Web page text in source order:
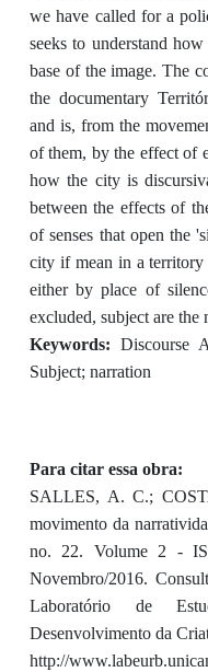
we have called for a
seeks to understand
base of the image. The
the documentary
and is, from the
of them, by the effect of
how the city is
between the effects of
of senses that open the
city if mean in a territory
either by place of
excluded, subject are
Keywords: Discourse
Subject; narration
Para citar essa obra:
SALLES, A. C.;
movimento da
no. 22. Volume 2 -
Novembro/2016.
Laboratório de
Desenvolvimento da
http://